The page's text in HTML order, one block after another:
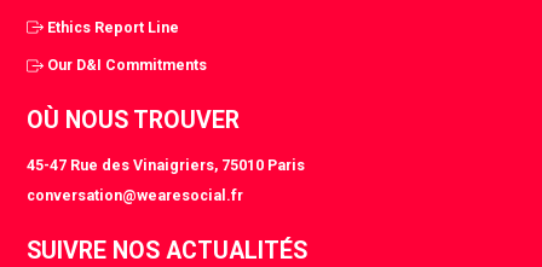
Ethics Report Line
Our D&I Commitments
OÙ NOUS TROUVER
45-47 Rue des Vinaigriers, 75010 Paris
conversation@wearesocial.fr
SUIVRE NOS ACTUALITÉS